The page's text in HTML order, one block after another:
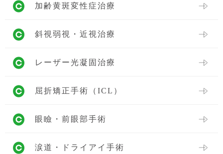
加齢黄斑変性症治療
斜視弱視・近視治療
レーザー光凝固治療
屈折矯正手術（ICL）
眼瞼・前眼部手術
涙道・ドライアイ手術